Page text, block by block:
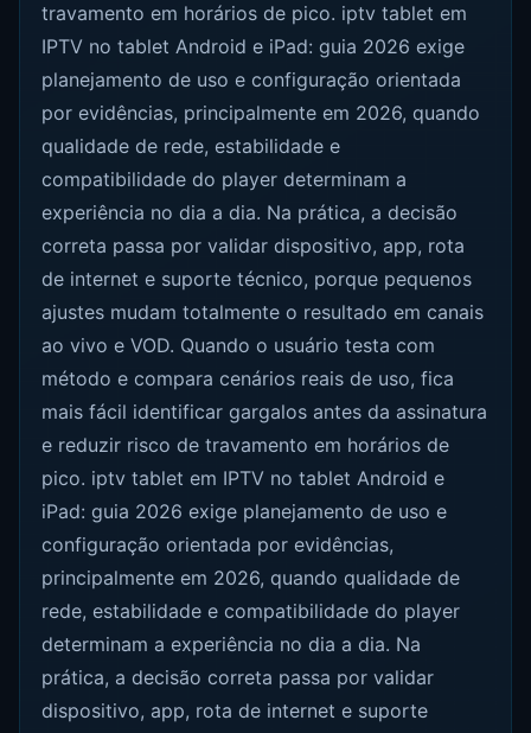
travamento em horários de pico. iptv tablet em
IPTV no tablet Android e iPad: guia 2026 exige
planejamento de uso e configuração orientada
por evidências, principalmente em 2026, quando
qualidade de rede, estabilidade e
compatibilidade do player determinam a
experiência no dia a dia. Na prática, a decisão
correta passa por validar dispositivo, app, rota
de internet e suporte técnico, porque pequenos
ajustes mudam totalmente o resultado em canais
ao vivo e VOD. Quando o usuário testa com
método e compara cenários reais de uso, fica
mais fácil identificar gargalos antes da assinatura
e reduzir risco de travamento em horários de
pico. iptv tablet em IPTV no tablet Android e
iPad: guia 2026 exige planejamento de uso e
configuração orientada por evidências,
principalmente em 2026, quando qualidade de
rede, estabilidade e compatibilidade do player
determinam a experiência no dia a dia. Na
prática, a decisão correta passa por validar
dispositivo, app, rota de internet e suporte